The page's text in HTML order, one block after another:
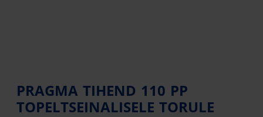
PRAGMA TIHEND 110 PP
TOPELTSEINALISELE TORULE